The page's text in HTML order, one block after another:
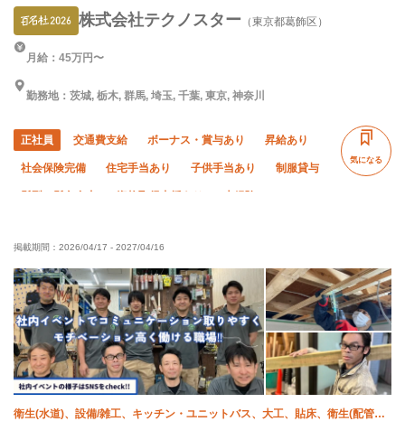
株式会社テクノスター （東京都葛飾区）
月給：45万円〜
勤務地：茨城, 栃木, 群馬, 埼玉, 千葉, 東京, 神奈川
正社員 交通費支給 ボーナス・賞与あり 昇給あり
社会保険完備 住宅手当あり 子供手当あり 制服貸与
髪型・髪色自由 資格取得支援あり 未経験OK
直帰・直行OK 夏季休暇
車・バイク通勤OK 転勤なし
気になる
掲載期間： 2026/04/17 - 2027/04/16
衛生(水道)、設備/雑工、キッチン・ユニットバス、大工、貼床、衛生(配管